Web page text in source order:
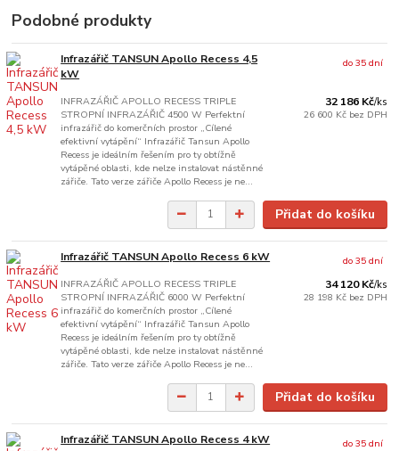
Podobné produkty
Infrazářič TANSUN Apollo Recess 4,5
kW
INFRAZÁŘIČ APOLLO RECESS TRIPLE
STROPNÍ INFRAZÁŘIČ 4500 W Perfektní
infrazářič do komerčních prostor „Cílené
efektivní vytápění“ Infrazářič Tansun Apollo
Recess je ideálním řešením pro ty obtížně
vytápěné oblasti, kde nelze instalovat nástěnné
zářiče. Tato verze zářiče Apollo Recess je ne...
32 186 Kč/ks
26 600 Kč bez DPH
do 35 dní
Přidat do košíku
Infrazářič TANSUN Apollo Recess 6 kW
INFRAZÁŘIČ APOLLO RECESS TRIPLE
STROPNÍ INFRAZÁŘIČ 6000 W Perfektní
infrazářič do komerčních prostor „Cílené
efektivní vytápění“ Infrazářič Tansun Apollo
Recess je ideálním řešením pro ty obtížně
vytápěné oblasti, kde nelze instalovat nástěnné
zářiče. Tato verze zářiče Apollo Recess je ne...
34 120 Kč/ks
28 198 Kč bez DPH
do 35 dní
Přidat do košíku
Infrazářič TANSUN Apollo Recess 4 kW do 35 dní